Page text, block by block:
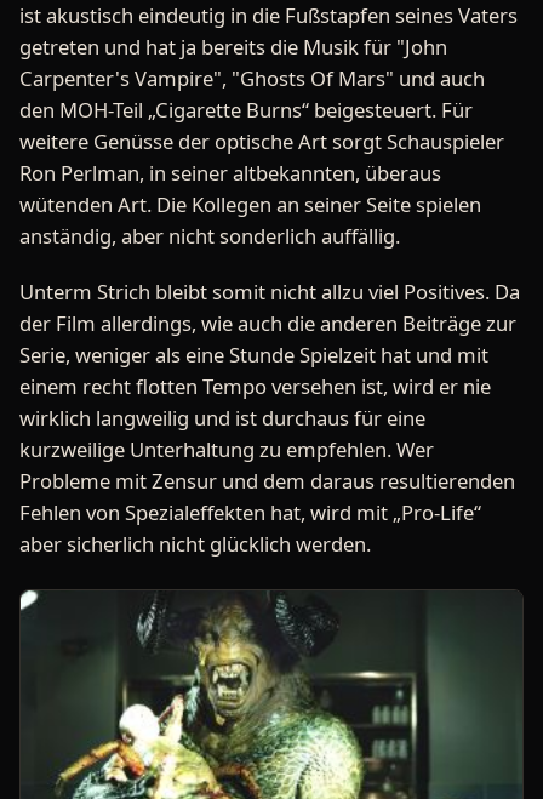
ist akustisch eindeutig in die Fußstapfen seines Vaters
getreten und hat ja bereits die Musik für "John
Carpenter's Vampire", "Ghosts Of Mars" und auch
den MOH-Teil „Cigarette Burns“ beigesteuert. Für
weitere Genüsse der optische Art sorgt Schauspieler
Ron Perlman, in seiner altbekannten, überaus
wütenden Art. Die Kollegen an seiner Seite spielen
anständig, aber nicht sonderlich auffällig.
Unterm Strich bleibt somit nicht allzu viel Positives. Da
der Film allerdings, wie auch die anderen Beiträge zur
Serie, weniger als eine Stunde Spielzeit hat und mit
einem recht flotten Tempo versehen ist, wird er nie
wirklich langweilig und ist durchaus für eine
kurzweilige Unterhaltung zu empfehlen. Wer
Probleme mit Zensur und dem daraus resultierenden
Fehlen von Spezialeffekten hat, wird mit „Pro-Life“
aber sicherlich nicht glücklich werden.